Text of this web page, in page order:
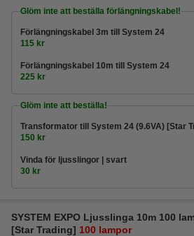
Glöm inte att beställa förlängningskabel!
Förlängningskabel 3m till System 24
115 kr
Förlängningskabel 10m till System 24
225 kr
Glöm inte att beställa!
Transformator till System 24 (9.6VA) [Star
150 kr
Vinda för ljusslingor | svart
30 kr
SYSTEM EXPO Ljusslinga 10m 100
[Star Trading] 100 lampor